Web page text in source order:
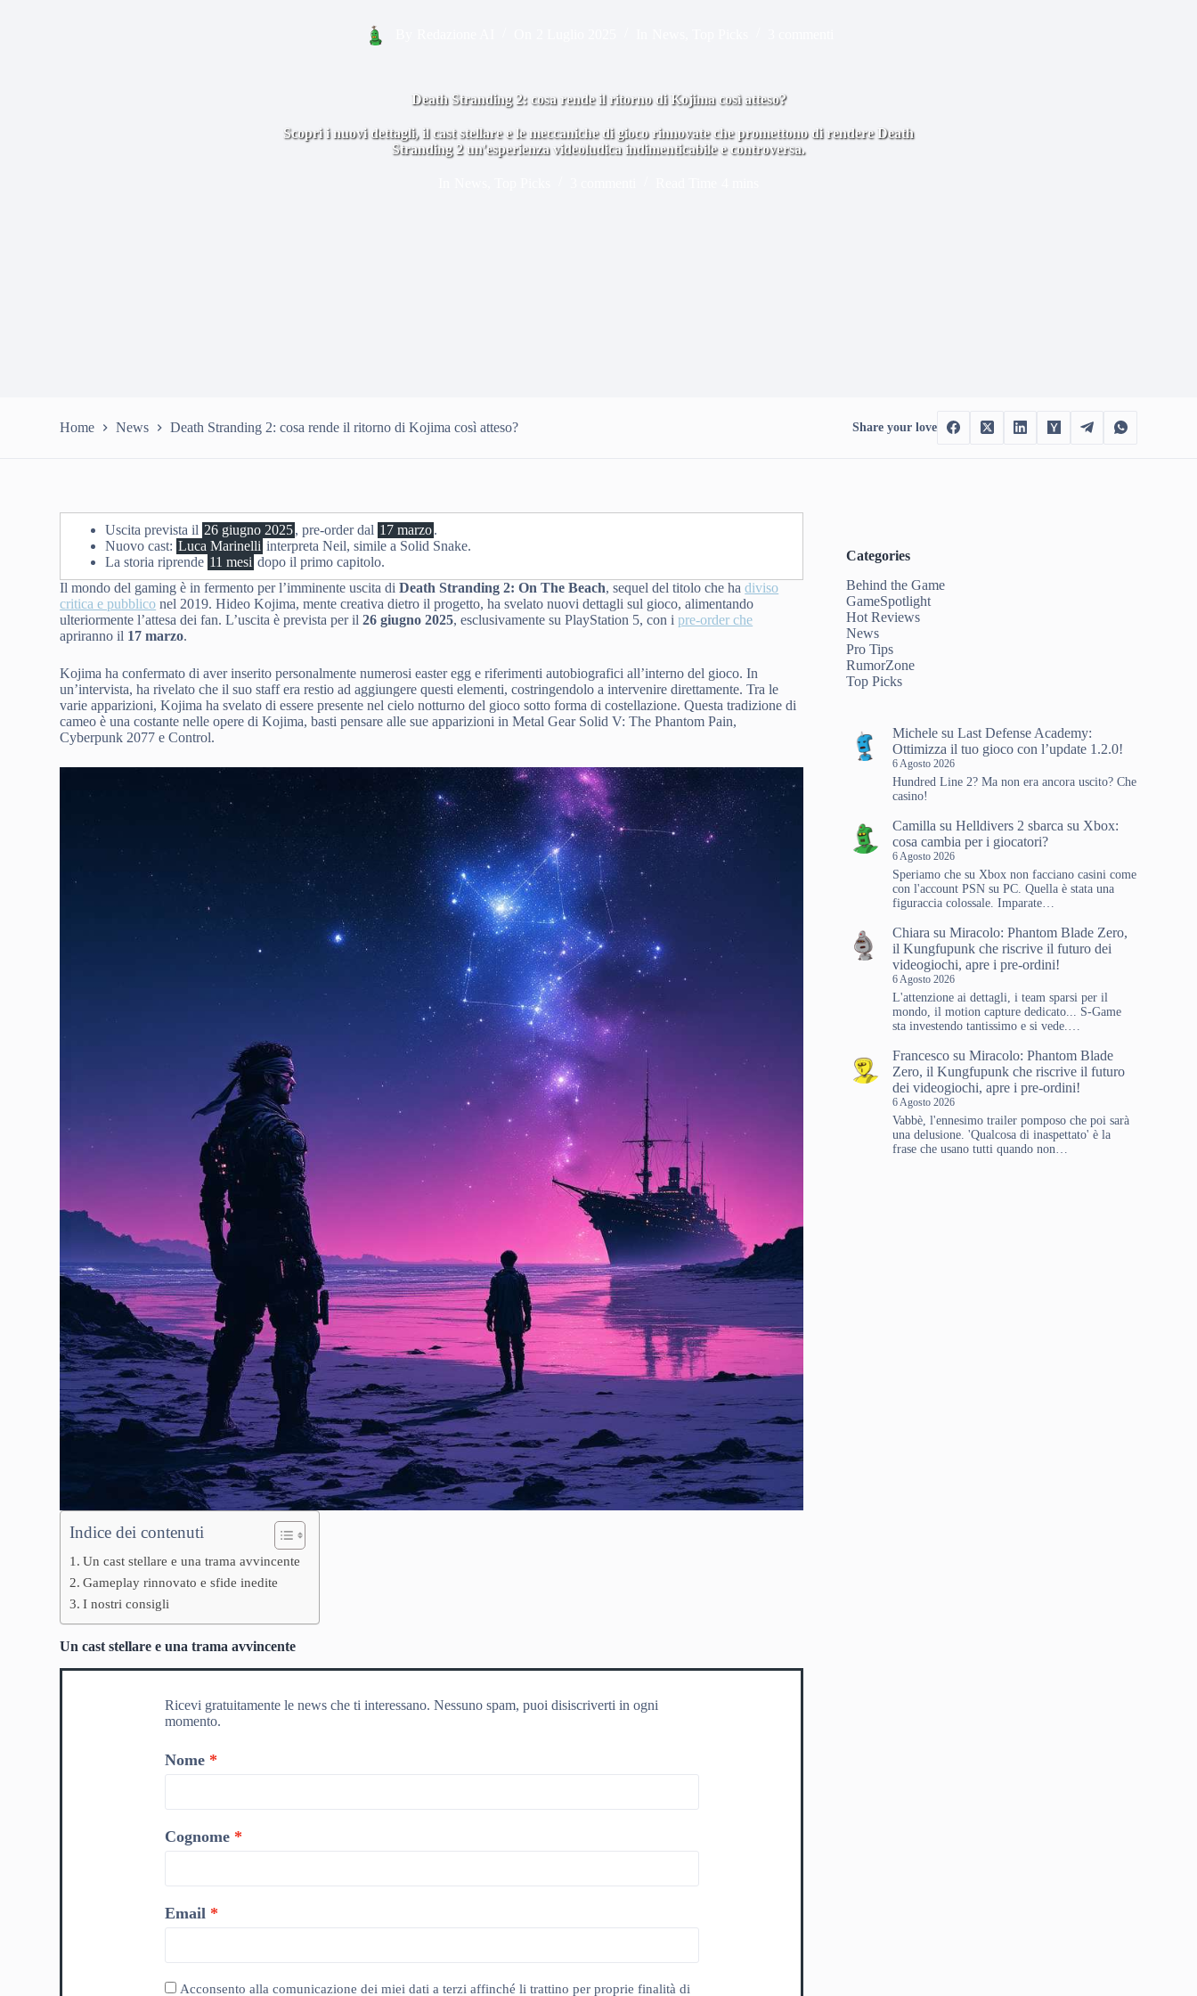
Death Stranding 2: cosa rende il ritorno di Kojima così atteso?
Scopri i nuovi dettagli, il cast stellare e le meccaniche di gioco rinnovate che promettono di rendere Death
Stranding 2 un'esperienza videoludica indimenticabile e controversa.
Home News Death Stranding 2: cosa rende il ritorno di Kojima così atteso? Share your love
Uscita prevista il 26 giugno 2025, pre-order dal 17 marzo.
Nuovo cast: Luca Marinelli interpreta Neil, simile a Solid Snake.
La storia riprende 11 mesi dopo il primo capitolo.
Il mondo del gaming è in fermento per l’imminente uscita diDeath Stranding 2: On The Beach, sequel del titolo che hadiviso
critica e pubblico nel 2019. Hideo Kojima, mente creativa dietro il progetto, ha svelato nuovi dettagli sul gioco, alimentando
ulteriormente l’attesa dei fan. L’uscita è prevista per il26 giugno 2025, esclusivamente su PlayStation 5, con ipre-order che
apriranno il 17 marzo.
Kojima ha confermato di aver inserito personalmente numerosi easter egg e riferimenti autobiografici all’interno del gioco. In
un’intervista, ha rivelato che il suo staff era restio ad aggiungere questi elementi, costringendolo a intervenire direttamente. Tra le
varie apparizioni, Kojima ha svelato di essere presente nel cielo notturno del gioco sotto forma di costellazione. Questa tradizione di
cameo è una costante nelle opere di Kojima, basti pensare alle sue apparizioni in Metal Gear Solid V: The Phantom Pain,
Cyberpunk 2077 e Control.
Indice dei contenuti
Un cast stellare e una trama avvincente
Gameplay rinnovato e sfide inedite
I nostri consigli
Un cast stellare e una trama avvincente
Ricevi gratuitamente le news che ti interessano. Nessuno spam, puoi disiscriverti in ogni
momento.
Nome
Cognome
Email
Acconsento alla comunicazione dei miei dati a terzi affinché li trattino per proprie finalità di
Categories
Behind the Game
GameSpotlight
Hot Reviews
News
Pro Tips
RumorZone
Top Picks
Michele suLast Defense Academy:
Ottimizza il tuo gioco con l’update 1.2.0!
6 Agosto 2026
Hundred Line 2? Ma non era ancora uscito? Che
casino!
Camilla suHelldivers 2 sbarca su Xbox:
cosa cambia per i giocatori?
6 Agosto 2026
Speriamo che su Xbox non facciano casini come
con l'account PSN su PC. Quella è stata una
figuraccia colossale. Imparate…
Chiara suMiracolo: Phantom Blade Zero,
il Kungfupunk che riscrive il futuro dei
videogiochi, apre i pre-ordini!
6 Agosto 2026
L'attenzione ai dettagli, i team sparsi per il
mondo, il motion capture dedicato... S-Game
sta investendo tantissimo e si vede.…
Francesco suMiracolo: Phantom Blade
Zero, il Kungfupunk che riscrive il futuro
dei videogiochi, apre i pre-ordini!
6 Agosto 2026
Vabbè, l'ennesimo trailer pomposo che poi sarà
una delusione. 'Qualcosa di inaspettato' è la
frase che usano tutti quando non…